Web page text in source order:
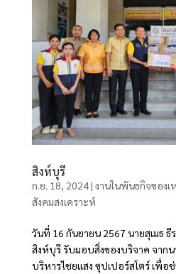
สิงห์บุรี
ก.ย. 18, 2024| งานในพันธกิจของเ
สังคมสงเคราะห์
วันที่ 16 กันยายน 2567 นายสุเมธ ธี
สิงห์บุรี รับมอบสิ่งของบริจาค จาก
บริหารไชยแสง ซุปเปอร์สโตร์ เพื่